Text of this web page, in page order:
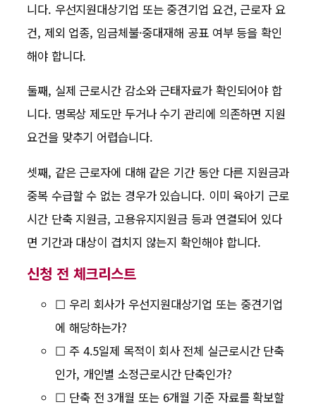
니다. 우선지원대상기업 또는 중견기업 요건, 근로자 요
건, 제외 업종, 임금체불·중대재해 공표 여부 등을 확인
해야 합니다.
둘째, 실제 근로시간 감소와 근태자료가 확인되어야 합
니다. 명목상 제도만 두거나 수기 관리에 의존하면 지원
요건을 맞추기 어렵습니다.
셋째, 같은 근로자에 대해 같은 기간 동안 다른 지원금과
중복 수급할 수 없는 경우가 있습니다. 이미 육아기 근로
시간 단축 지원금, 고용유지지원금 등과 연결되어 있다
면 기간과 대상이 겹치지 않는지 확인해야 합니다.
신청 전 체크리스트
☐ 우리 회사가 우선지원대상기업 또는 중견기업
에 해당하는가?
☐ 주 4.5일제 목적이 회사 전체 실근로시간 단축
인가, 개인별 소정근로시간 단축인가?
☐ 단축 전 3개월 또는 6개월 기준 자료를 확보할